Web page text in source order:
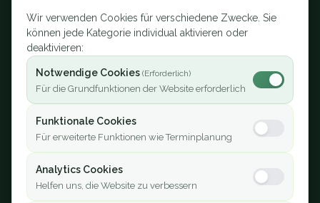
Kontrolliertes Trinken
MPU ohne Abstinenz
Kosten
English
العربية
Rechtliches
Wir verwenden Cookies für verschiedene Zwecke. Sie
können jede Kategorie individual aktivieren oder
deaktivieren:
Notwendige Cookies
Für die Grundfunktionen der Website erforderlich
Funktionale Cookies
Für erweiterte Funktionen wie Terminplanung
Analytics Cookies
Helfen uns, die Website zu verbessern